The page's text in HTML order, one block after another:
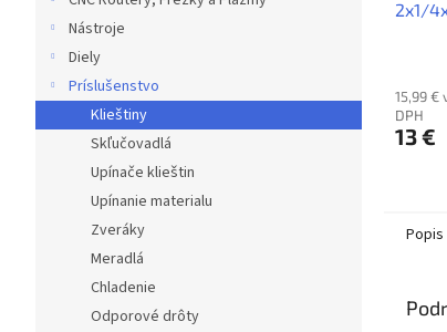
Nástroje
Diely
Príslušenstvo
Klieštiny
Skľučovadlá
Upínače klieštin
Upínanie materialu
Zveráky
Meradlá
Chladenie
Odporové drôty
2x1/
15,99 €
DPH
13 €
Popis